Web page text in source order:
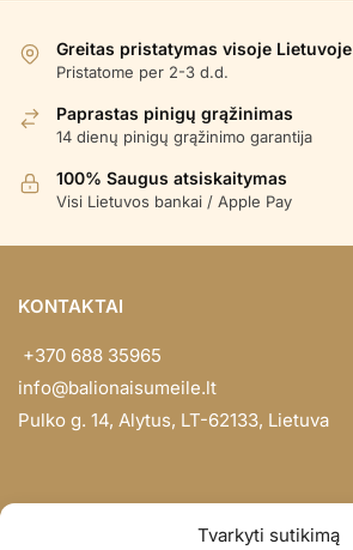
Tvarkyti sutikimą
Greitas pristatymas visoje Lietuvoje
Pristatome per 2-3 d.d.
Paprastas pinigų grąžinimas
14 dienų pinigų grąžinimo garantija
100% Saugus atsiskaitymas
Visi Lietuvos bankai / Apple Pay
KONTAKTAI
+370 688 35965
info@balionaisumeile.lt
Pulko g. 14, Alytus, LT-62133, Lietuva